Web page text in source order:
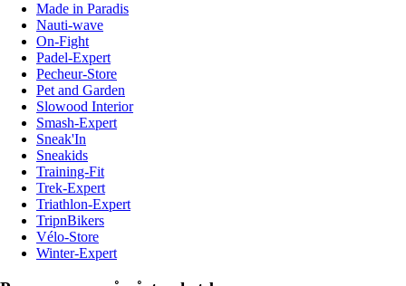
Made in Paradis
Nauti-wave
On-Fight
Padel-Expert
Pecheur-Store
Pet and Garden
Slowood Interior
Smash-Expert
Sneak'In
Sneakids
Training-Fit
Trek-Expert
Triathlon-Expert
TripnBikers
Vélo-Store
Winter-Expert